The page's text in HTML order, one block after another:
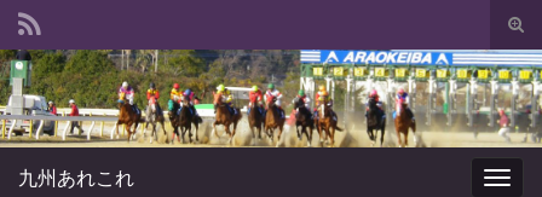
Search for:
九州あれこれ